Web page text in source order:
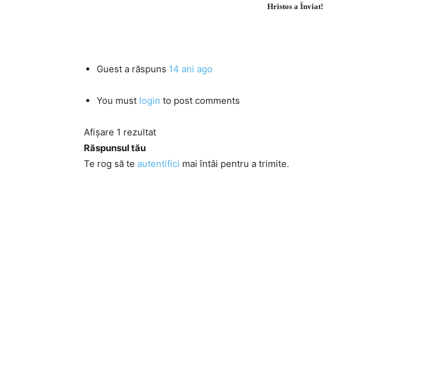
Hristos a Înviat!
Guest a răspuns 14 ani ago
You must login to post comments
Afișare 1 rezultat
Răspunsul tău
Te rog să te autentifici mai întâi pentru a trimite.